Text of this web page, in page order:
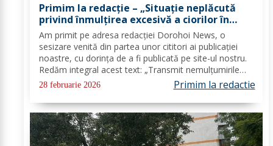
Primim la redacție – „Situație neplăcută
privind înmulțirea excesivă a ciorilor în
Parcul Brazi din Dorohoi”
Am primit pe adresa redacţiei Dorohoi News, o
sesizare venită din partea unor cititori ai publicaţiei
noastre, cu dorința de a fi publicată pe site-ul nostru.
Redăm integral acest text: „Transmit nemulțumirile
mai multor locuitori ai municipiului Dorohoi: Dorim să
28 februarie 2026 Primim la redactie